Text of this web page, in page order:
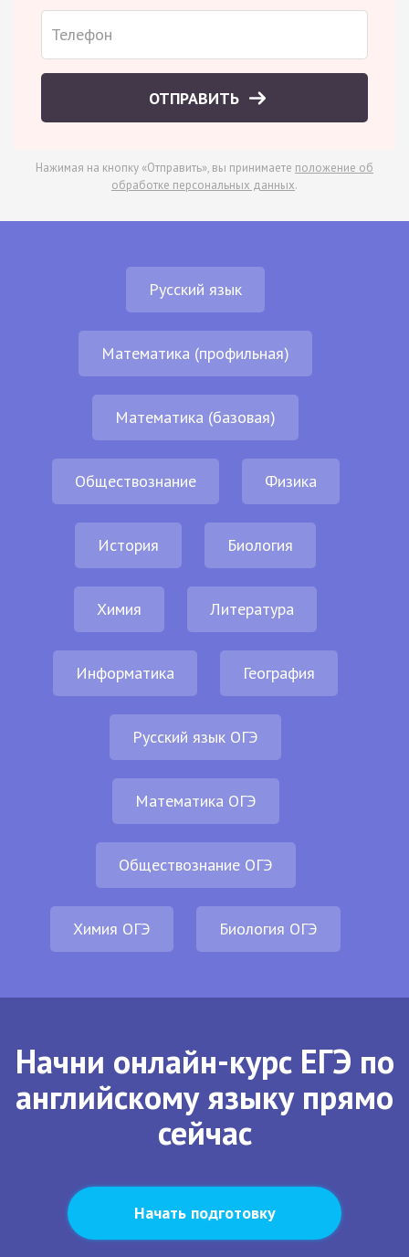
ОТПРАВИТЬ
Нажимая на кнопку «Отправить», вы принимаете положение об
обработке персональных данных.
Русский язык
Математика (профильная)
Математика (базовая)
Обществознание Физика
История Биология
Химия Литература
Информатика География
Русский язык ОГЭ
Математика ОГЭ
Обществознание ОГЭ
Химия ОГЭ Биология ОГЭ
Начни онлайн-курс ЕГЭ по
английскому языку прямо
сейчас
Начать подготовку